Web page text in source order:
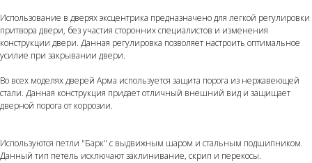
Использование в дверях эксцентрика предназначено для легкой регулировки
притвора двери, без участия сторонних специалистов и изменения
конструкции двери. Данная регулировка позволяет настроить оптимальное
усилие при закрывании двери.
Во всех моделях дверей Арма используется защита порога из нержавеющей
стали. Данная конструкция придает отличный внешний вид и защищает
дверной порога от коррозии.
Используются петли "Барк" с выдвижным шаром и стальным подшипником.
Данный тип петель исключают заклинивание, скрип и перекосы.